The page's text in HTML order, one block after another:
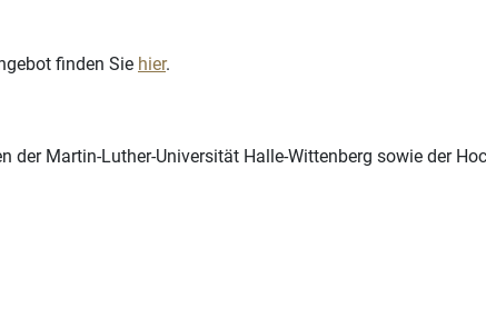
finden Sie hier.
der Martin-Luther-Universität Halle-Wittenberg sowie der